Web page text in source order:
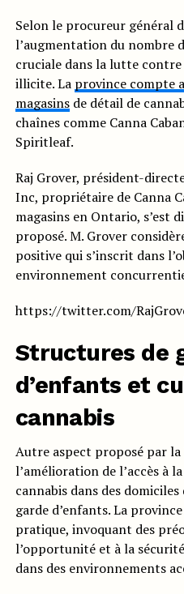
Selon le procureur général
l’augmentation du nombre
cruciale dans la lutte
illicite. La province compte
magasinsde détail de
chaînes comme Canna
Spiritleaf.
Raj Grover, président-
Inc, propriétaire de Canna
magasins en Ontario, s’est
proposé. M. Grover
positive qui s’inscrit dans
environnement
https://twitter.com/
Structures de
d’enfants et
cannabis
Autre aspect proposé par la
l’amélioration de l’accès à
cannabis dans des
garde d’enfants. La
pratique, invoquant des
l’opportunité et à la
dans des environnements